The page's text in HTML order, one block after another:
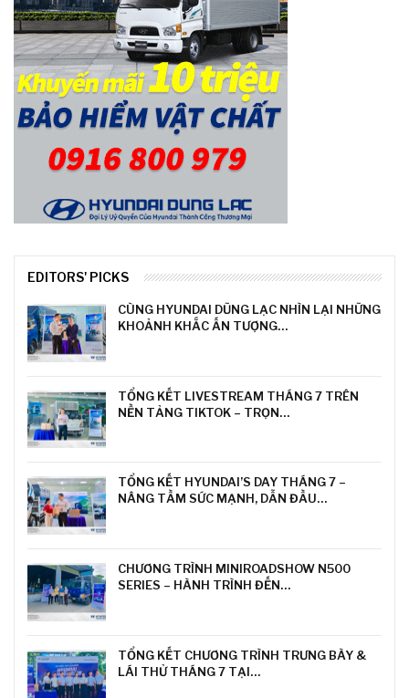
EDITORS' PICKS
CÙNG HYUNDAI DŨNG LẠC NHÌN LẠI NHỮNG
KHOẢNH KHẮC ẤN TƯỢNG…
TỔNG KẾT LIVESTREAM THÁNG 7 TRÊN
NỀN TẢNG TIKTOK – TRỌN…
TỔNG KẾT HYUNDAI’S DAY THÁNG 7 –
NÂNG TẦM SỨC MẠNH, DẪN ĐẦU…
CHƯƠNG TRÌNH MINIROADSHOW N500
SERIES – HÀNH TRÌNH ĐẾN…
TỔNG KẾT CHƯƠNG TRÌNH TRƯNG BÀY &
LÁI THỬ THÁNG 7 TẠI…